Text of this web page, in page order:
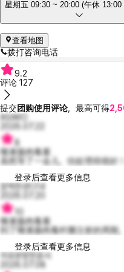
星期五 09:30 ~ 20:00 (午休 13:00
查看地图
拨打咨询电话
9.2
评论 127
提交团购使用评论，最高可得
ASAKO
2026.07.22
8
唾液腺肉毒素
虽然等了一会儿，但处理得很好
登录后查看更多信息
깜찍한샌디14
2026.07.20
唾液腺肉毒素
到了唾液腺肉毒杆菌注射的周期
登录后查看更多信息
자유분방한윤서
2026.07.08